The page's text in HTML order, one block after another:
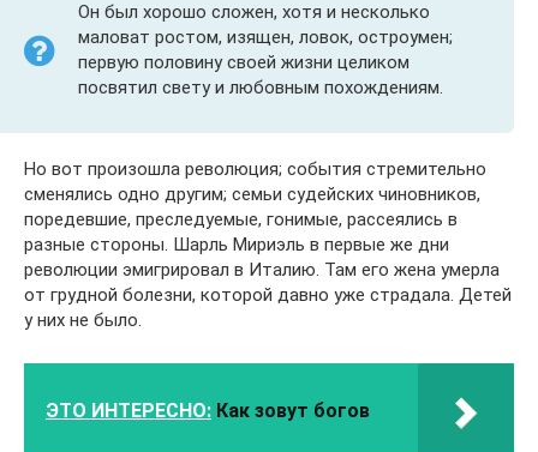
Он был хорошо сложен, хотя и несколько
маловат ростом, изящен, ловок, остроумен;
первую половину своей жизни целиком
посвятил свету и любовным похождениям.
Но вот произошла революция; события стремительно
сменялись одно другим; семьи судейских чиновников,
поредевшие, преследуемые, гонимые, рассеялись в
разные стороны. Шарль Мириэль в первые же дни
революции эмигрировал в Италию. Там его жена умерла
от грудной болезни, которой давно уже страдала. Детей
у них не было.
ЭТО ИНТЕРЕСНО: Как зовут богов